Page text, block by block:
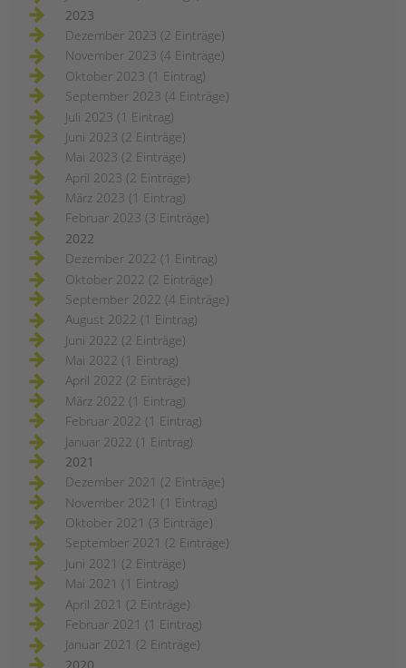
2023
Dezember 2023 (2 Einträge)
November 2023 (4 Einträge)
Oktober 2023 (1 Eintrag)
September 2023 (4 Einträge)
Juli 2023 (1 Eintrag)
Juni 2023 (2 Einträge)
Mai 2023 (2 Einträge)
April 2023 (2 Einträge)
März 2023 (1 Eintrag)
Februar 2023 (3 Einträge)
2022
Dezember 2022 (1 Eintrag)
Oktober 2022 (2 Einträge)
September 2022 (4 Einträge)
August 2022 (1 Eintrag)
Juni 2022 (2 Einträge)
Mai 2022 (1 Eintrag)
April 2022 (2 Einträge)
März 2022 (1 Eintrag)
Februar 2022 (1 Eintrag)
Januar 2022 (1 Eintrag)
2021
Dezember 2021 (2 Einträge)
November 2021 (1 Eintrag)
Oktober 2021 (3 Einträge)
September 2021 (2 Einträge)
Juni 2021 (2 Einträge)
Mai 2021 (1 Eintrag)
April 2021 (2 Einträge)
Februar 2021 (1 Eintrag)
Januar 2021 (2 Einträge)
2020